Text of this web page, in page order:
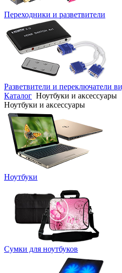
Переходники и разветвители
Разветвители и переключатели
Каталог Ноутбуки и аксессуары
Ноутбуки и аксессуары
Ноутбуки
Сумки для ноутбуков